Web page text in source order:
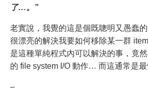
了…。”
老實說，我覺的這是個既聰明又愚蠢
很漂亮的解決我要如何移除某一群
是這種單純程式內可以解決的事，竟
的 file system I/O 動作… 而這通常是
–